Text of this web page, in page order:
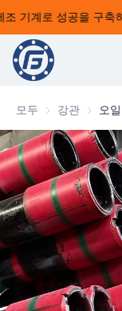
기계로 성공을 구축
모두 강관 강관오
HOME
ABOUT US
제품
뉴스
CONTACT US